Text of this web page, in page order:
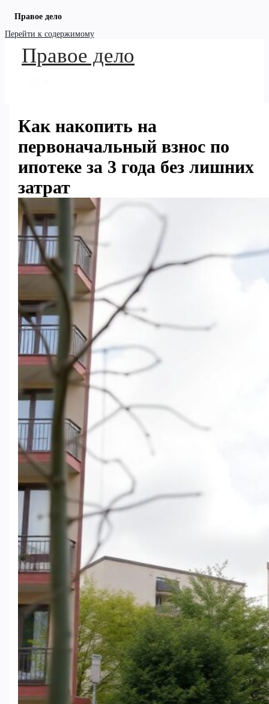
Правое дело
Перейти к содержимому
Правое дело
Как накопить на
первоначальный взнос по
ипотеке за 3 года без лишних
затрат